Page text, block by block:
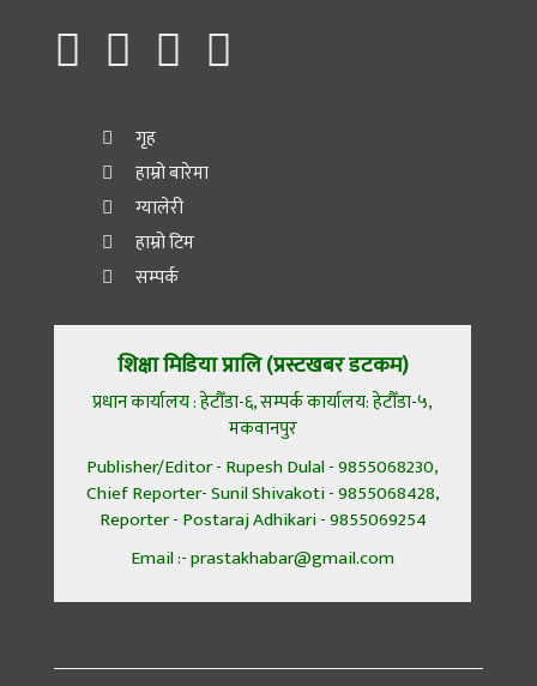
गृह
हाम्रो बारेमा
ग्यालेरी
हाम्रो टिम
सम्पर्क
शिक्षा मिडिया प्रालि (प्रस्टखबर डटकम)
प्रधान कार्यालय : हेटौँडा-६, सम्पर्क कार्यालय: हेटौँडा-५,
मकवानपुर
Publisher/Editor - Rupesh Dulal - 9855068230,
Chief Reporter- Sunil Shivakoti - 9855068428,
Reporter - Postaraj Adhikari - 9855069254
Email :- prastakhabar@gmail.com